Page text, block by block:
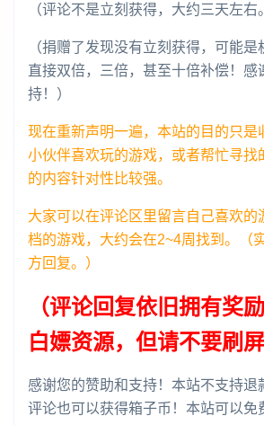
（评论不是立刻获得，大约三天左右
（捐赠了发现没有立刻获得，可能
直接双倍，三倍，甚至十倍补偿！感
持！）
现在重新声明一遍，本站的目的只是
小伙伴喜欢玩的游戏，或者帮忙寻找
的内容针对性比较强。
大家可以在评论区里留言自己喜欢的
档的游戏，大约会在2~4周找到。（
方回复。）
（评论回复依旧拥有奖
白嫖资源，但请不要刷屏
感谢您的赞助和支持！本站不支持退
评论也可以获得箱子币！本站可以免